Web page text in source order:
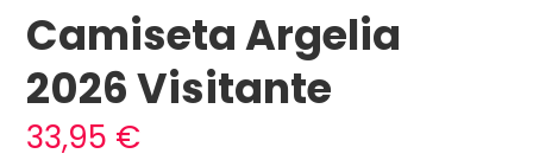
Camiseta Argelia
2026 Visitante
33,95 €